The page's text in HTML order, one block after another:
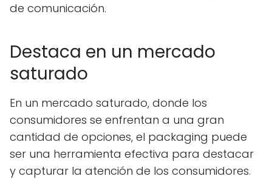
de comunicación.
Destaca en un mercado
saturado
En un mercado saturado, donde los
consumidores se enfrentan a una gran
cantidad de opciones, el packaging puede
ser una herramienta efectiva para destacar
y capturar la atención de los consumidores.